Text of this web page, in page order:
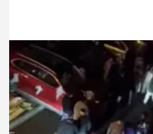
25.01.2026 Vatan TV